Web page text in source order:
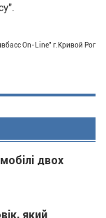
On-Line" г.Кривой Рог
двох
який